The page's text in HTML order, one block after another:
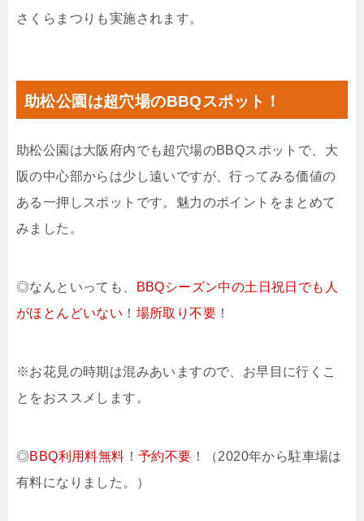
さくらまつりも実施されます。
助松公園は超穴場のBBQスポット！
助松公園は大阪府内でも超穴場のBBQスポットで、大
阪の中心部からは少し遠いですが、行ってみる価値の
ある一押しスポットです。魅力のポイントをまとめて
みました。
◎なんといっても、
BBQシーズン中の土日祝日でも人
がほとんどいない ！ 場所取り不要 ！
※お花見の時期は混みあいますので、お早目に行くこ
とをおススメします。
◎BBQ利用料無料 ！予約不要 ！（2020年から駐車場は
有料になりました。）